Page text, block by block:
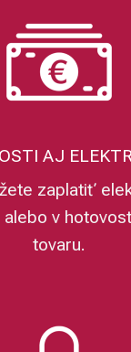
AJ
zaplatiť
v
tovaru.